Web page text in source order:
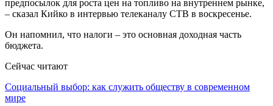
предпосылок для роста цен на топливо на внутреннем рынке,
– сказал Кийко в интервью телеканалу СТВ в воскресенье.
Он напомнил, что налоги – это основная доходная часть
бюджета.
Сейчас читают
Социальный выбор: как служить обществу в современном
мире